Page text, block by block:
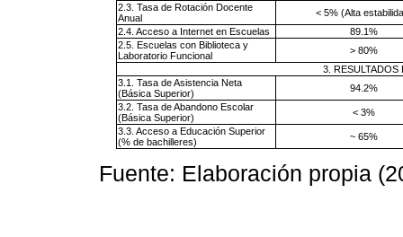
2.3. Tasa de Rotación Docente
Anual
< 5% (Alta
2.4. Acceso a Internet en Escuelas
89.1%
2.5. Escuelas con Biblioteca y
Laboratorio Funcional
> 80%
3. RESULTADOS
3.1. Tasa de Asistencia Neta
(Básica Superior)
94.2%
3.2. Tasa de Abandono Escolar
(Básica Superior)
< 3%
3.3. Acceso a Educación Superior
(% de bachilleres)
~ 65%
Fuente: Elaboración propia